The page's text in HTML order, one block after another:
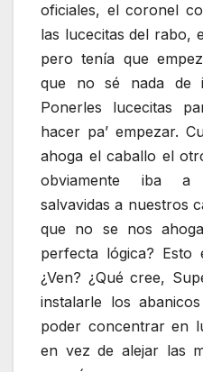
oficiales, el coronel
las lucecitas del rabo,
pero tenía que
que no sé nada de
Ponerles lucecitas
hacer pa’ empezar.
ahoga el caballo el
obviamente iba a
salvavidas a nuestros
que no se nos
perfecta lógica? Esto
¿Ven? ¿Qué cree,
instalarle los
poder concentrar en
en vez de alejar las